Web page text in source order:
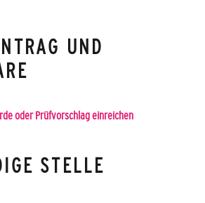
UND
oder Prüfvorschlag einreichen
STELLE